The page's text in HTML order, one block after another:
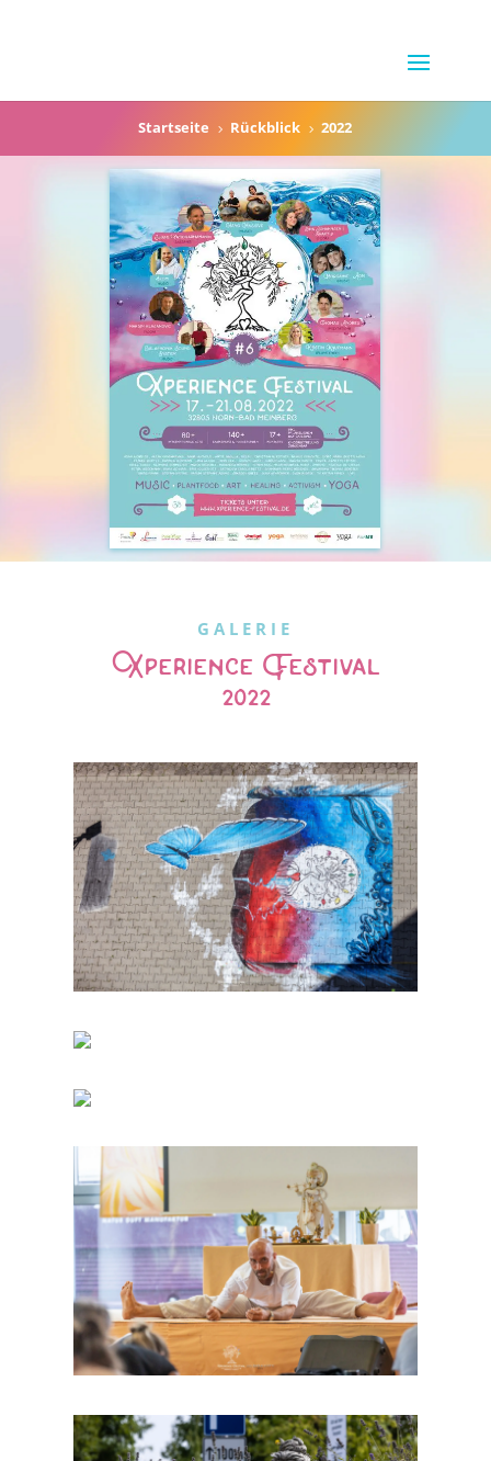
Startseite 5 Rückblick 5 2022
GALERIE
Xperience Festival
2022